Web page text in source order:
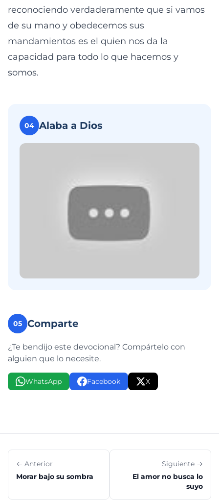
reconociendo verdaderamente que si vamos
de su mano y obedecemos sus
mandamientos es el quien nos da la
capacidad para todo lo que hacemos y
somos.
04 Alaba a Dios
05 Comparte
¿Te bendijo este devocional? Compártelo con
alguien que lo necesite.
WhatsApp Facebook X
← Anterior
Morar bajo su sombra
Siguiente →
El amor no busca lo
suyo